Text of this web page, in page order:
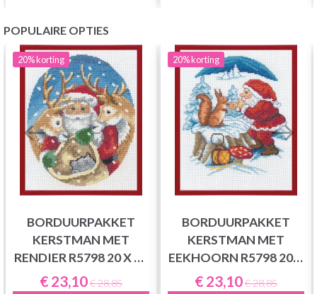
POPULAIRE OPTIES
20%korting
BORDUURPAKKET
KERSTMAN MET
RENDIER R5798 20 X 25
CM
€ 23,10€ 28,85
20%korting
BORDUURPAKKET
KERSTMAN MET
EEKHOORN R5798 20 X
25 CM
€ 23,10€ 28,85